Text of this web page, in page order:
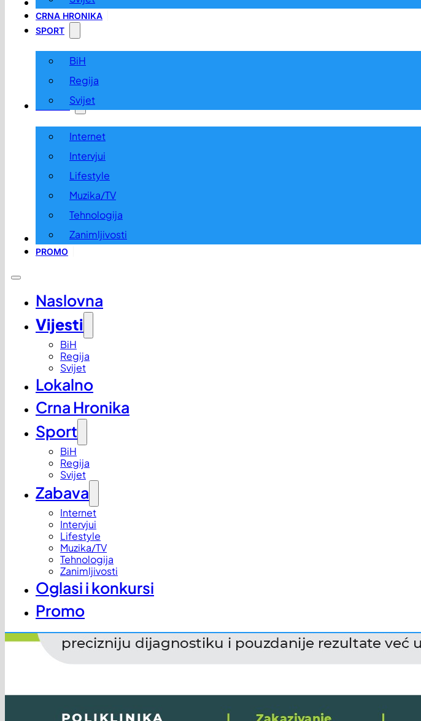
LOKALNO
CRNA HRONIKA
SPORT
BiH
Regija
Svijet
ZABAVA
Internet
Intervjui
Lifestyle
Muzika/TV
Tehnologija
Zanimljivosti
OGLASI I KONKURSI
PROMO
Naslovna
Vijesti
BiH
Regija
Svijet
Lokalno
Crna Hronika
Sport
BiH
Regija
Svijet
Zabava
Internet
Intervjui
Lifestyle
Muzika/TV
Tehnologija
Zanimljivosti
Oglasi i konkursi
Promo